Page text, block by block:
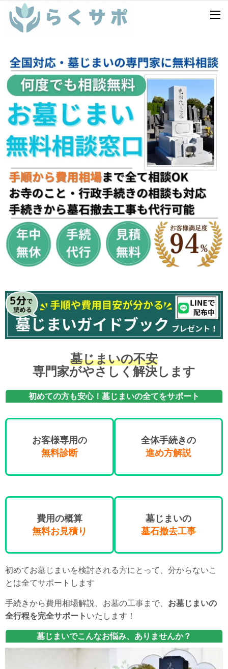
墓じまいの不安
専門家がやさしく解決します
初めての方も安心！墓じまいの全てをサポート
お客様専用の
無料診断
全体手続きの
進め方解説
費用の概算
無料お見積り
墓じまいの
墓石撤去工事
初めてお墓じまいを検討される方にとって、分からないこ
とは全てサポートします
手続きから費用相場解説、お墓の工事まで、 お墓じまいの
全行程を完全サポート いたします！
墓じまいでこんなお悩み、ありませんか？